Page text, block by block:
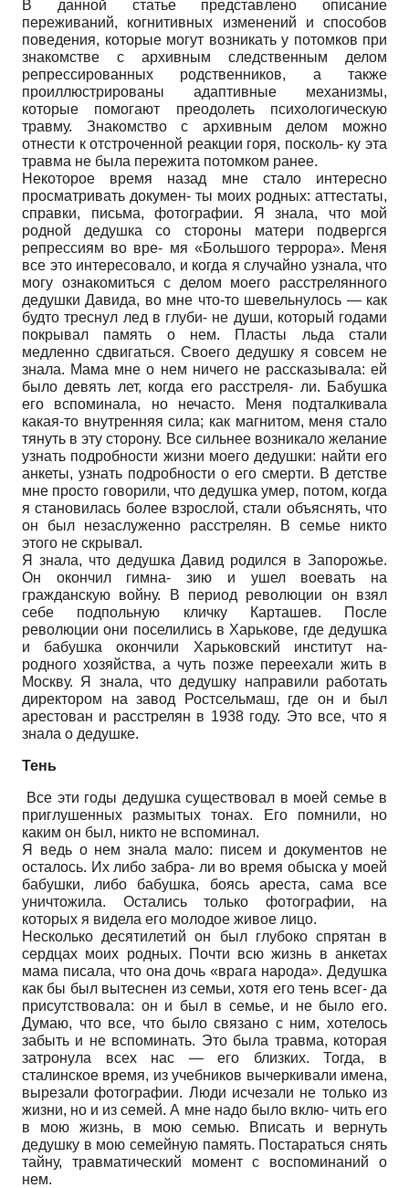
В данной статье представлено описание
переживаний, когнитивных изменений и способов
поведения, которые могут возникать у потомков при
знакомстве с архивным следственным делом
репрессированных родственников, а также
проиллюстрированы адаптивные механизмы,
которые помогают преодолеть психологическую
травму. Знакомство с архивным делом можно
отнести к отстроченной реакции горя, посколь- ку эта
травма не была пережита потомком ранее.
Некоторое время назад мне стало интересно
просматривать докумен- ты моих родных: аттестаты,
справки, письма, фотографии. Я знала, что мой
родной дедушка со стороны матери подвергся
репрессиям во вре- мя «Большого террора». Меня
все это интересовало, и когда я случайно узнала, что
могу ознакомиться с делом моего расстрелянного
дедушки Давида, во мне что-то шевельнулось — как
будто треснул лед в глуби- не души, который годами
покрывал память о нем. Пласты льда стали
медленно сдвигаться. Своего дедушку я совсем не
знала. Мама мне о нем ничего не рассказывала: ей
было девять лет, когда его расстреля- ли. Бабушка
его вспоминала, но нечасто. Меня подталкивала
какая-то внутренняя сила; как магнитом, меня стало
тянуть в эту сторону. Все сильнее возникало желание
узнать подробности жизни моего дедушки: найти его
анкеты, узнать подробности о его смерти. В детстве
мне просто говорили, что дедушка умер, потом, когда
я становилась более взрослой, стали объяснять, что
он был незаслуженно расстрелян. В семье никто
этого не скрывал.
Я знала, что дедушка Давид родился в Запорожье.
Он окончил гимна- зию и ушел воевать на
гражданскую войну. В период революции он взял
себе подпольную кличку Карташев. После
революции они поселились в Харькове, где дедушка
и бабушка окончили Харьковский институт на-
родного хозяйства, а чуть позже переехали жить в
Москву. Я знала, что дедушку направили работать
директором на завод Ростсельмаш, где он и был
арестован и расстрелян в 1938 году. Это все, что я
знала о дедушке.
Тень
Все эти годы дедушка существовал в моей семье в
приглушенных размытых тонах. Его помнили, но
каким он был, никто не вспоминал.
Я ведь о нем знала мало: писем и документов не
осталось. Их либо забра- ли во время обыска у моей
бабушки, либо бабушка, боясь ареста, сама все
уничтожила. Остались только фотографии, на
которых я видела его молодое живое лицо.
Несколько десятилетий он был глубоко спрятан в
сердцах моих родных. Почти всю жизнь в анкетах
мама писала, что она дочь «врага народа». Дедушка
как бы был вытеснен из семьи, хотя его тень всег- да
присутствовала: он и был в семье, и не было его.
Думаю, что все, что было связано с ним, хотелось
забыть и не вспоминать. Это была травма, которая
затронула всех нас — его близких. Тогда, в
сталинское время, из учебников вычеркивали имена,
вырезали фотографии. Люди исчезали не только из
жизни, но и из семей. А мне надо было вклю- чить его
в мою жизнь, в мою семью. Вписать и вернуть
дедушку в мою семейную память. Постараться снять
тайну, травматический момент с воспоминаний о
нем.